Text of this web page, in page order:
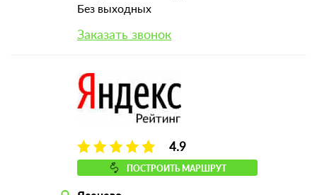
Без выходных
Заказать звонок
4.9
ПОСТРОИТЬ МАРШРУТ